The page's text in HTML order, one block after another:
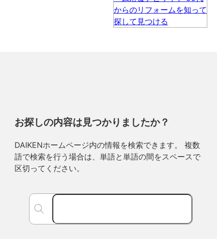
お探しの内容は見つかりましたか？
DAIKENホームページ内の情報を検索できます。 複数
語で検索を行う場合は、単語と単語の間をスペースで
区切ってください。